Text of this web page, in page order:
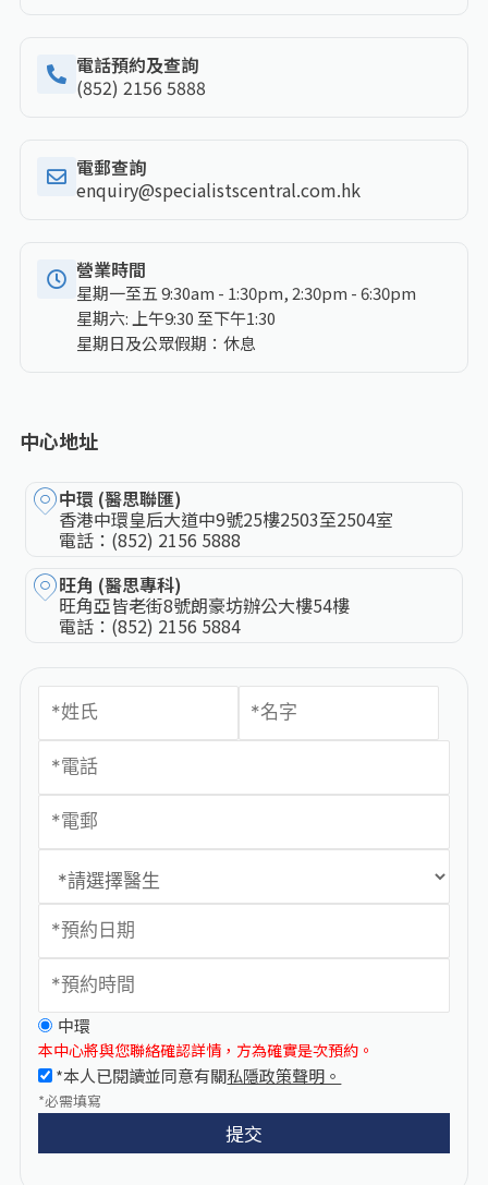
電話預約及查詢
(852) 2156 5888
電郵查詢
enquiry@specialistscentral.com.hk
營業時間
星期一至五 9:30am - 1:30pm, 2:30pm - 6:30pm
星期六: 上午9:30 至下午1:30
星期日及公眾假期：休息
中心地址
中環 (醫思聯匯)
香港中環皇后大道中9號25樓2503至2504室
電話： (852) 2156 5888
旺角 (醫思專科)
旺角亞皆老街8號朗豪坊辦公大樓54樓
電話： (852) 2156 5884
中環
本中心將與您聯絡確認詳情，方為確實是次預約。
*本人已閱讀並同意有關私隱政策聲明。
*必需填寫
提交